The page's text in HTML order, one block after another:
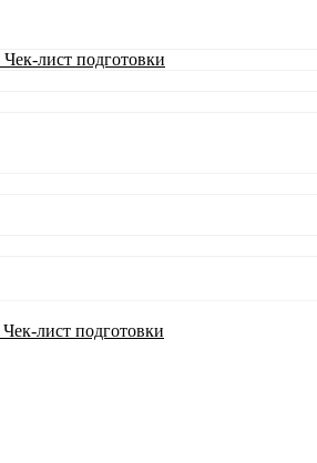
Чек-лист подготовки
Чек-лист подготовки